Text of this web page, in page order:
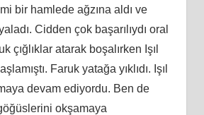
bir hamlede ağzına aldı ve
Cidden çok başarılıydı oral
çığlıklar atarak boşalırken Işıl
Faruk yatağa yıklıdı. Işıl
devam ediyordu. Ben de
göğüslerini okşamaya